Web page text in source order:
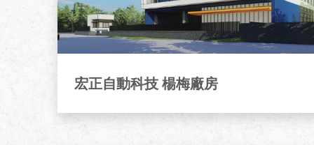
宏正自動科技 楊梅廠房